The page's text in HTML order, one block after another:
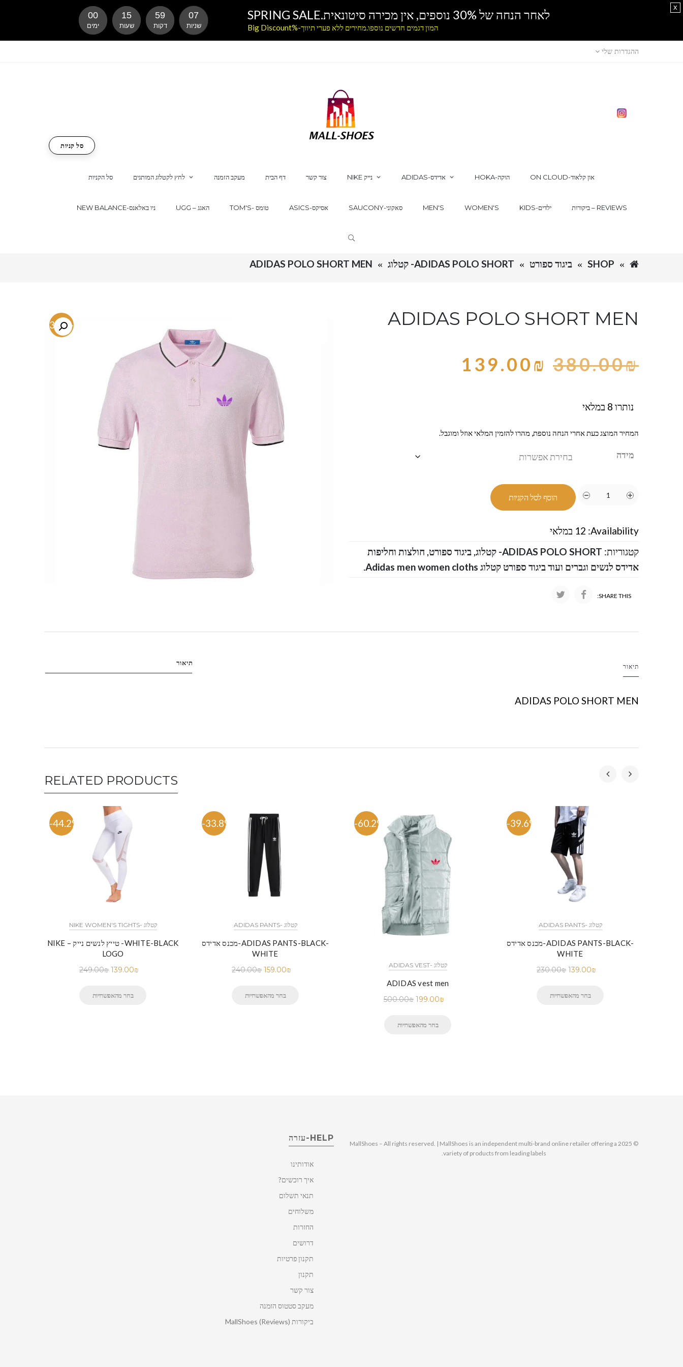
ההגדרות שלי
סל הקניות לחץ לקטלוג המותגים מעקב הזמנה דף הבית צור קשר NIKE נייק ADIDAS-אדידס HOKA-הוקה ON CLOUD-און קלאוד
NEW BALANCE-ניו באלאנס UGG – האגג TOM'S- טומס ASICS-אסיקס SAUCONY-סאקוני MEN'S WOMEN'S KIDS-ילדים ביקורות – REVIEWS
סל קניות
SHOP ביגוד ספורט ADIDAS POLO SHORT- קטלוג ADIDAS POLO SHORT MEN
-63.4% ADIDAS POLO SHORT MEN
380.00₪
139.00₪
נותרו 8 במלאי
המחיר המוצג כעת אחרי הנחה נוספת, מהרו להזמין המלאי אוזל ומוגבל.
מידה
הוסף לסל הקניות
Availability: 12 במלאי
קטגוריות: ADIDAS POLO SHORT- קטלוג ,ביגוד ספורט, חולצות וחליפות
אדידס לנשים וגברים ועוד ביגוד ספורט קטלוג Adidas men women cloths
.
SHARE THIS:
תיאור תיאור
ADIDAS POLO SHORT MEN
RELATED PRODUCTS
-44.2%
NIKE WOMEN'S TIGHTS- קטלוג
NIKE – טייץ לנשים נייק -WHITE-BLACK
LOGO
249.00₪ 139.00₪
בחר מהאפשרויות
-33.8%
ADIDAS PANTS- קטלוג
מכנס אדידס-ADIDAS PANTS-BLACK-
WHITE
240.00₪ 159.00₪
בחר מהאפשרויות
-60.2%
ADIDAS VEST- קטלוג
ADIDAS vest men
500.00₪ 199.00₪
בחר מהאפשרויות
-39.6%
ADIDAS PANTS- קטלוג
מכנס אדידס-ADIDAS PANTS-BLACK-
WHITE
230.00₪ 139.00₪
בחר מהאפשרויות
HELP-עזרה
אודותינו
איך רוכשים?
תנאי תשלום
משלוחים
החזרות
דרושים
תקנון פרטיות
תקנון
צור קשר
מעקב סטטוס הזמנה
ביקורות MallShoes (Reviews)
© 2025 MallShoes – All rights reserved. | MallShoes is an independent multi-brand online retailer offering a
variety of products from leading labels.
לאחר הנחה של 30% נוספים, אין מכירה סיטונאית.SPRING SALE
המון דגמים חדשים נוספו.מחירים ללא פערי תיווך-%Big Discount
00
ימים
15
שעות
59
דקות
06
שניות
x